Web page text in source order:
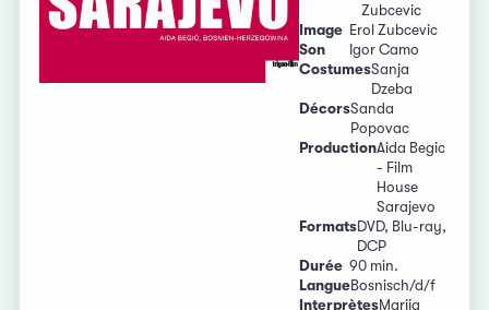
Zubcevic
Image Erol Zubcevic
Son
Igor Camo
CostumesSanja
Dzeba
DécorsSanda
Popovac
ProductionAida Begic
- Film
House
Sarajevo
FormatsDVD, Blu-ray,
DCP
Durée 90 min.
LangueBosnisch/d/f
InterprètesMarija